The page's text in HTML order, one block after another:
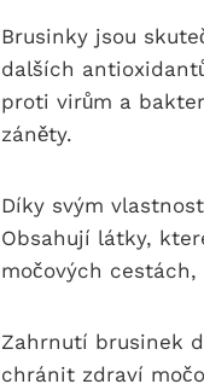
Brusinky jsou
dalších
proti virům a
záněty.
Díky svým
Obsahují látky,
močových
Zahrnutí brusinek
chránit zdraví